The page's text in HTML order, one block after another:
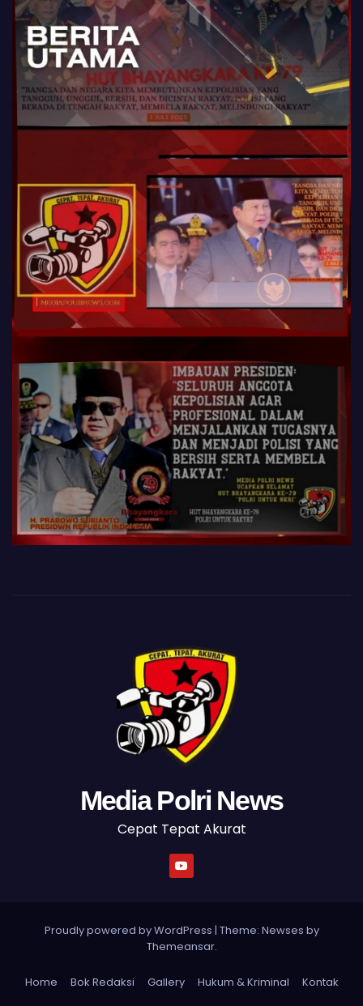
Media Polri News
Cepat Tepat Akurat
Proudly powered by WordPress | Theme: Newses by
Themeansar.
Home Bok Redaksi Gallery Hukum & Kriminal
Kontak